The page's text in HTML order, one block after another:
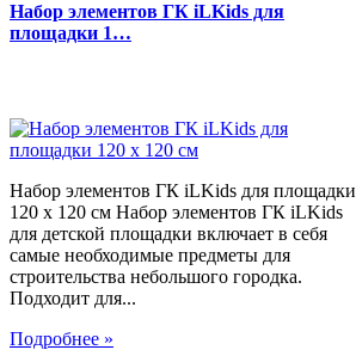
Набор элементов ГК iLKids для
площадки 1…
Набор элементов ГК iLKids для площадки
120 х 120 см Набор элементов ГК iLKids
для детской площадки включает в себя
самые необходимые предметы для
строительства небольшого городка.
Подходит для...
Подробнее »